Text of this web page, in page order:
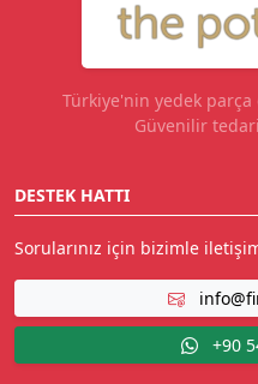
Türkiye'nin yedek
Güvenilir
DESTEK HATTI
Sorularınız için bizimle
+90